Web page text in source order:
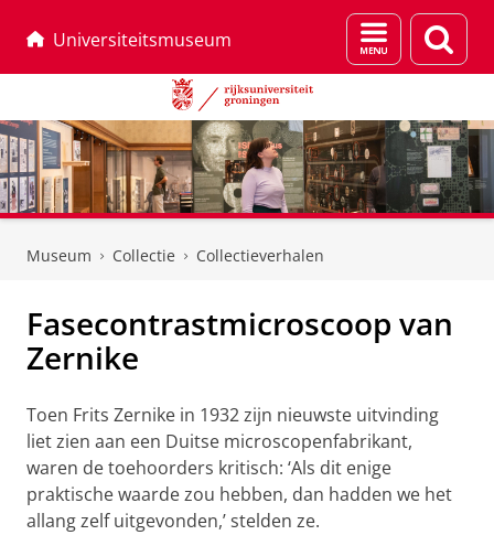
Universiteitsmuseum
Menu
en
Museum Collectie Collectieverhalen
Fasecontrastmicroscoop van
Zernike
Toen Frits Zernike in 1932 zijn nieuwste uitvinding
liet zien aan een Duitse microscopenfabrikant,
waren de toehoorders kritisch: ‘Als dit enige
praktische waarde zou hebben, dan hadden we het
allang zelf uitgevonden,’ stelden ze.